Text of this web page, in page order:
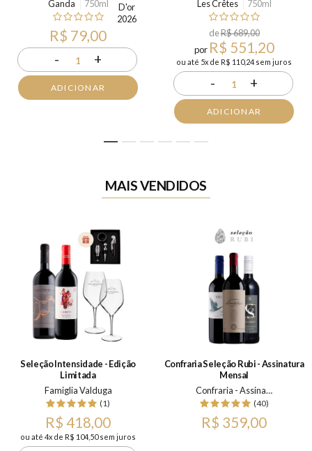
Ganda 750ml
R$ 79,00
- 1 +
ADICIONAR
Les Crêtes 750ml
deR$ 689,00
por R$ 551,20
ou até 5x de R$ 110,24 sem juros
- 1 +
ADICIONAR
MAIS VENDIDOS
Seleção Intensidade - Edição
Limitada
Famiglia Valduga
(1)
R$ 418,00
ou até 4x de R$ 104,50 sem juros
Confraria Seleção Rubi - Assinatura
Mensal
Confraria - Assinatura Mensal
(40)
R$ 359,00